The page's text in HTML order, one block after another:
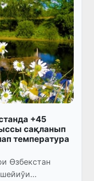
+45
сақланып
температура
Өзбекстан